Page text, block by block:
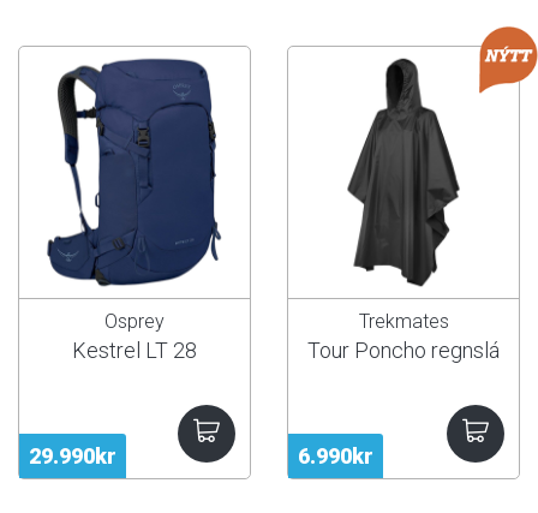
29.990kr
Osprey
Kestrel LT 28
6.990kr
Trekmates
Tour Poncho regnslá